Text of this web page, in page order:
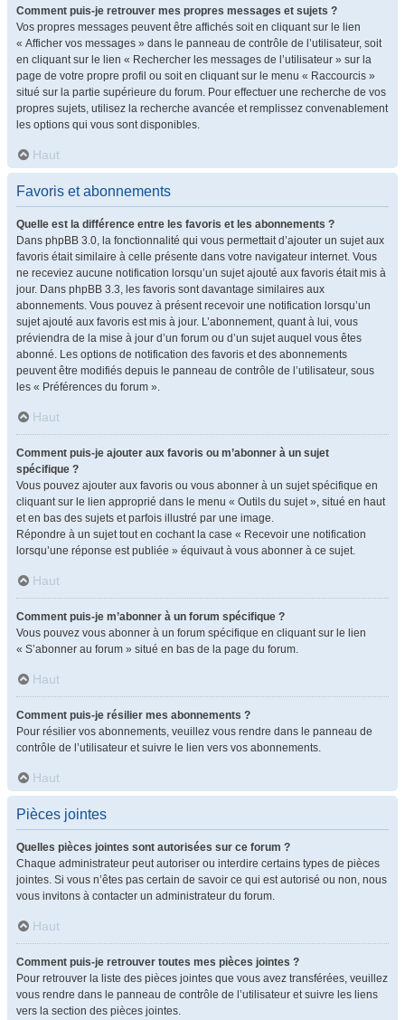
Comment puis-je retrouver mes propres messages et sujets ?
Vos propres messages peuvent être affichés soit en cliquant sur le lien
« Afficher vos messages » dans le panneau de contrôle de l’utilisateur, soit
en cliquant sur le lien « Rechercher les messages de l’utilisateur » sur la
page de votre propre profil ou soit en cliquant sur le menu « Raccourcis »
situé sur la partie supérieure du forum. Pour effectuer une recherche de vos
propres sujets, utilisez la recherche avancée et remplissez convenablement
les options qui vous sont disponibles.
Haut
Favoris et abonnements
Quelle est la différence entre les favoris et les abonnements ?
Dans phpBB 3.0, la fonctionnalité qui vous permettait d’ajouter un sujet aux
favoris était similaire à celle présente dans votre navigateur internet. Vous
ne receviez aucune notification lorsqu’un sujet ajouté aux favoris était mis à
jour. Dans phpBB 3.3, les favoris sont davantage similaires aux
abonnements. Vous pouvez à présent recevoir une notification lorsqu’un
sujet ajouté aux favoris est mis à jour. L’abonnement, quant à lui, vous
préviendra de la mise à jour d’un forum ou d’un sujet auquel vous êtes
abonné. Les options de notification des favoris et des abonnements
peuvent être modifiés depuis le panneau de contrôle de l’utilisateur, sous
les « Préférences du forum ».
Haut
Comment puis-je ajouter aux favoris ou m’abonner à un sujet
spécifique ?
Vous pouvez ajouter aux favoris ou vous abonner à un sujet spécifique en
cliquant sur le lien approprié dans le menu « Outils du sujet », situé en haut
et en bas des sujets et parfois illustré par une image.
Répondre à un sujet tout en cochant la case « Recevoir une notification
lorsqu’une réponse est publiée » équivaut à vous abonner à ce sujet.
Haut
Comment puis-je m’abonner à un forum spécifique ?
Vous pouvez vous abonner à un forum spécifique en cliquant sur le lien
« S’abonner au forum » situé en bas de la page du forum.
Haut
Comment puis-je résilier mes abonnements ?
Pour résilier vos abonnements, veuillez vous rendre dans le panneau de
contrôle de l’utilisateur et suivre le lien vers vos abonnements.
Haut
Pièces jointes
Quelles pièces jointes sont autorisées sur ce forum ?
Chaque administrateur peut autoriser ou interdire certains types de pièces
jointes. Si vous n’êtes pas certain de savoir ce qui est autorisé ou non, nous
vous invitons à contacter un administrateur du forum.
Haut
Comment puis-je retrouver toutes mes pièces jointes ?
Pour retrouver la liste des pièces jointes que vous avez transférées, veuillez
vous rendre dans le panneau de contrôle de l’utilisateur et suivre les liens
vers la section des pièces jointes.